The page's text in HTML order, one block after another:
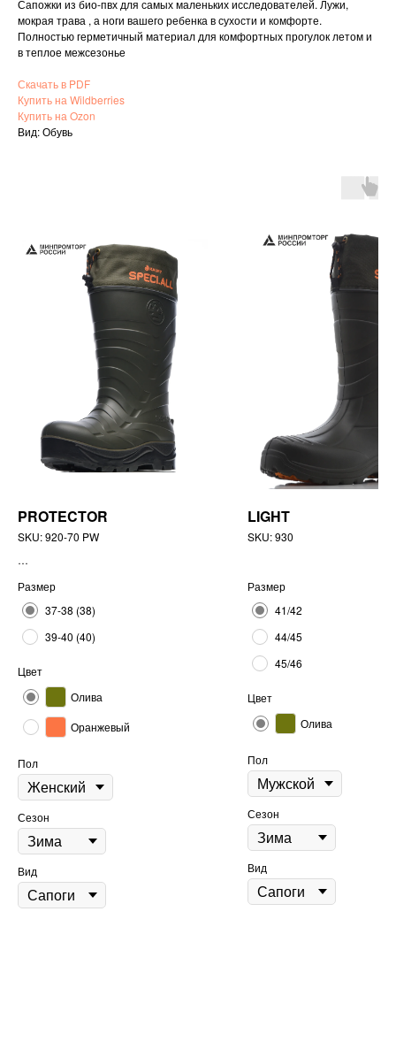
Сапожки из био-пвх для самых маленьких исследователей. Лужи,
мокрая трава , а ноги вашего ребенка в сухости и комфорте.
Полностью герметичный материал для комфортных прогулок летом и
в теплое межсезонье
Скачать в PDF
Купить на Wildberries
Купить на Ozon
Вид: Обувь
PROTECTOR
SKU:920-70 PW
Размер
37-38 (38)
39-40 (40)
Цвет
Олива
Оранжевый
Пол
Сезон
Вид
LIGHT
SKU:930
Размер
41/42
44/45
45/46
Цвет
Олива
Пол
Сезон
Вид